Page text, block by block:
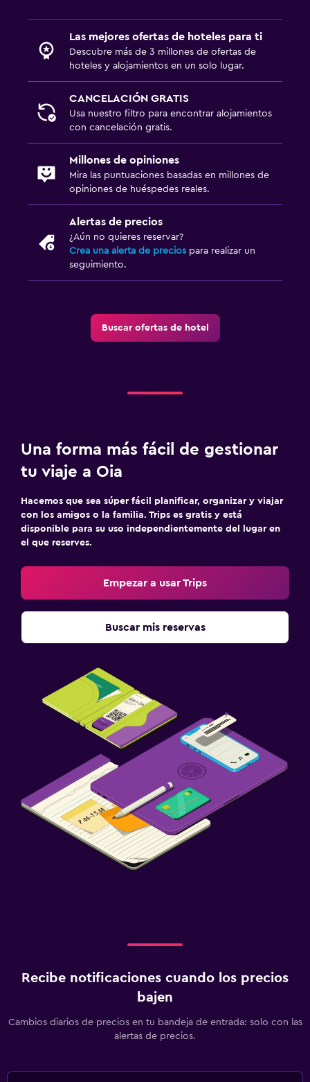
Las mejores ofertas de hoteles para ti
Descubre más de 3 millones de ofertas de
hoteles y alojamientos en un solo lugar.
CANCELACIÓN GRATIS
Usa nuestro filtro para encontrar alojamientos
con cancelación gratis.
Millones de opiniones
Mira las puntuaciones basadas en millones de
opiniones de huéspedes reales.
Alertas de precios
¿Aún no quieres reservar?
Crea una alerta de precios para realizar un
seguimiento.
Buscar ofertas de hotel
Una forma más fácil de gestionar
tu viaje a Oia
Hacemos que sea súper fácil planificar, organizar y viajar
con los amigos o la familia. Trips es gratis y está
disponible para su uso independientemente del lugar en
el que reserves.
Empezar a usar Trips
Buscar mis reservas
Recibe notificaciones cuando los precios
bajen
Cambios diarios de precios en tu bandeja de entrada: solo con las
alertas de precios.